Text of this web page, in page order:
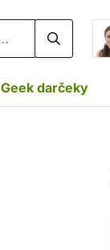
Geek darčeky